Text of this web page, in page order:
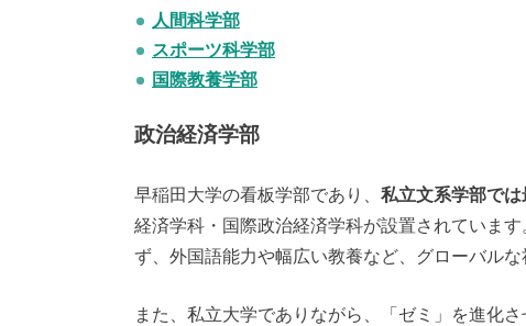
人間科学部
スポーツ科学部
国際教養学部
政治経済学部
早稲田大学の看板学部であり、 私立文系学部で
経済学科・国際政治経済学科が設置されていま
ず、外国語能力や幅広い教養など、グローバル
また、私立大学でありながら、「ゼミ」を進化